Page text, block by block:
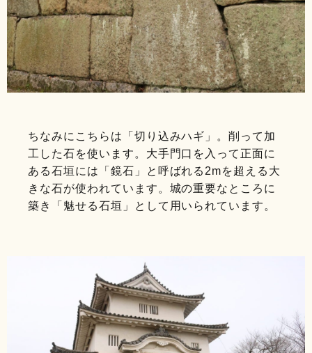
ちなみにこちらは「切り込みハギ」。削って加
工した石を使います。大手門口を入って正面に
ある石垣には「鏡石」と呼ばれる2mを超える大
きな石が使われています。城の重要なところに
築き「魅せる石垣」として用いられています。